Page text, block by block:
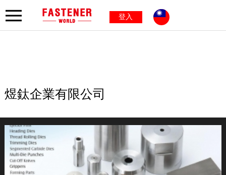
登入
煜鈦企業有限公司